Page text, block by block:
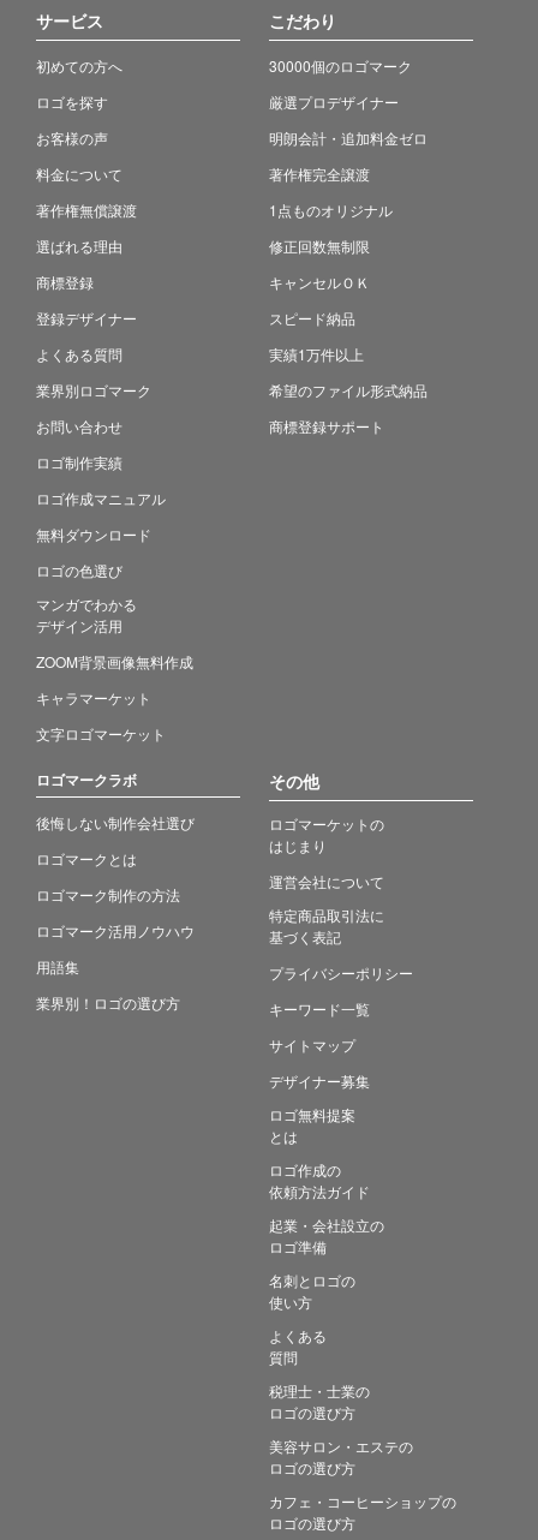
サービス
初めての方へ
ロゴを探す
お客様の声
料金について
著作権無償譲渡
選ばれる理由
商標登録
登録デザイナー
よくある質問
業界別ロゴマーク
お問い合わせ
ロゴ制作実績
ロゴ作成マニュアル
無料ダウンロード
ロゴの色選び
マンガでわかる
デザイン活用
ZOOM背景画像無料作成
キャラマーケット
文字ロゴマーケット
こだわり
30000個のロゴマーク
厳選プロデザイナー
明朗会計・追加料金ゼロ
著作権完全譲渡
1点ものオリジナル
修正回数無制限
キャンセルＯＫ
スピード納品
実績1万件以上
希望のファイル形式納品
商標登録サポート
ロゴマークラボ
後悔しない制作会社選び
ロゴマークとは
ロゴマーク制作の方法
ロゴマーク活用ノウハウ
用語集
業界別！ロゴの選び方
その他
ロゴマーケットの
はじまり
運営会社について
特定商品取引法に
基づく表記
プライバシーポリシー
キーワード一覧
サイトマップ
デザイナー募集
ロゴ無料提案
とは
ロゴ作成の
依頼方法ガイド
起業・会社設立の
ロゴ準備
名刺とロゴの
使い方
よくある
質問
税理士・士業の
ロゴの選び方
美容サロン・エステの
ロゴの選び方
カフェ・コーヒーショップの
ロゴの選び方